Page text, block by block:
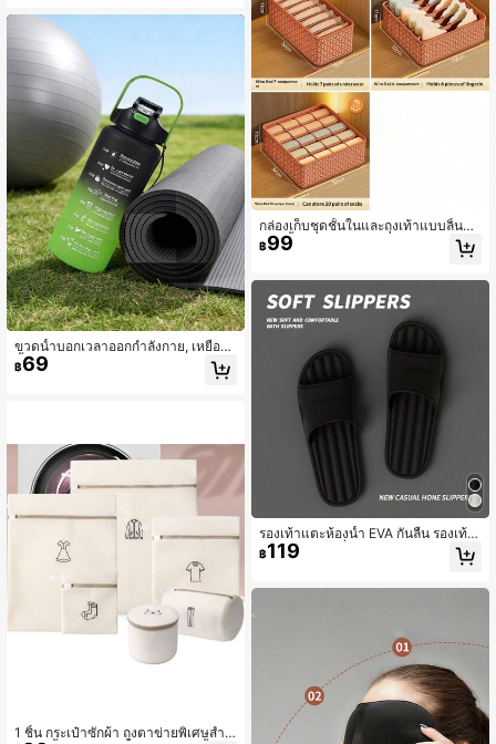
ขวดน้ำบอกเวลาออกกำลังกาย, เหยือก
น้ำสำหรับเล่นกีฬาไล่ระดับสีความจุขนา
ดใหญ่, แก้วน้ำมีหลอดดูดแบบพกพาพร้
฿69
1 ชิ้น กระเป๋าซักผ้า ถุงตาข่ายพิเศษสำห
กล่องเก็บชุดชั้นในและถุงเท้าแบบลิ้นชั
ก, ตู้เสื้อผ้าหอพักนักศึกษาในครัวเรือนอเ
นกประสงค์, ช่องสำหรับจัดเก็บ, ประหยั
฿99
รองเท้าแตะห้องน้ำ EVA กันลื่น รองเท้า
ใส่ในบ้านกันกลิ่นสำหรับผู้ชายและผู้หญิ
ง ตกแต่งห้องน้ำ กลับโรงเรียนในฤดูร้อน
฿119